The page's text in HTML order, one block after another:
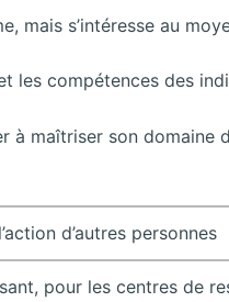
mais s’intéresse au
les compétences des
maîtriser son domaine
d’autres personnes
pour les centres de